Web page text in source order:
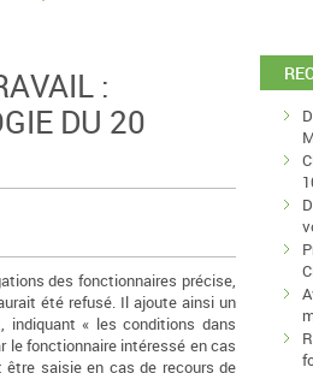
:
DU 20
des fonctionnaires précise,
été refusé. Il ajoute ainsi un
indiquant « les conditions dans
le fonctionnaire intéressé en cas
être saisie en cas de recours de